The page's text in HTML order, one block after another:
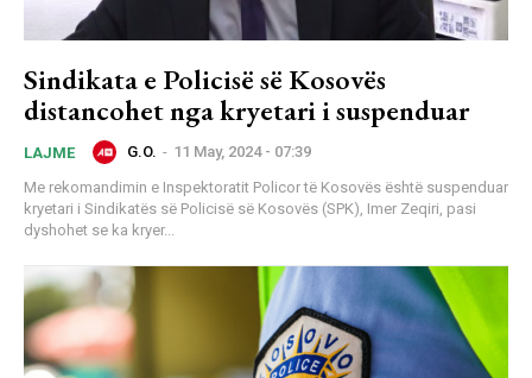
Sindikata e Policisë së Kosovës
distancohet nga kryetari i suspenduar
LAJME G.O. - 11 May, 2024 - 07:39
Me rekomandimin e Inspektoratit Policor të Kosovës është suspenduar
kryetari i Sindikatës së Policisë së Kosovës (SPK), Imer Zeqiri, pasi
dyshohet se ka kryer...